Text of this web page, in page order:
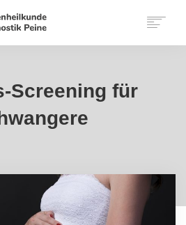
Screening für